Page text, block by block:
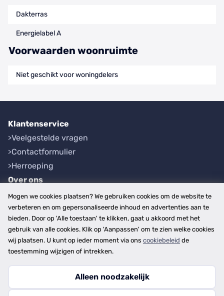
Dakterras
Energielabel A
Voorwaarden woonruimte
Niet geschikt voor woningdelers
Klantenservice
Veelgestelde vragen
Contactformulier
Herroeping
Over ons
Bedrijfsgegevens
Werkwijze
Overzichten
Plaatsen
Provincies
Copyright © 2026
Mogen we cookies plaatsen? We gebruiken cookies om de website te
verbeteren en om gepersonaliseerde inhoud en advertenties aan te
bieden. Door op 'Alle toestaan' te klikken, gaat u akkoord met het
gebruik van alle cookies. Klik op 'Aanpassen' om te zien welke cookies
wij plaatsen. U kunt op ieder moment via ons cookiebeleid de
toestemming wijzigen of intrekken.
Alleen noodzakelijk